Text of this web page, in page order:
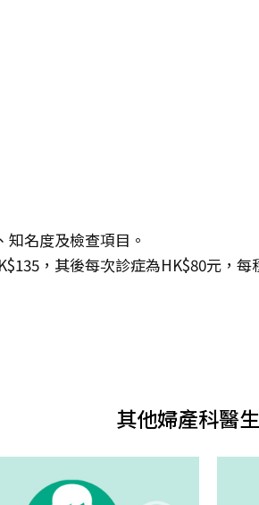
名度及檢查項目。
，其後每次診症為HK$80元，每
其他婦產科醫